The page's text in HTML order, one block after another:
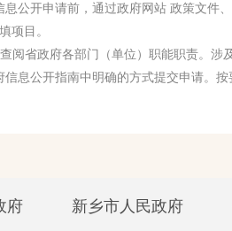
公开申请前，通过政府网站 政策文件
项目。
阅省政府各部门（单位）职能职责。涉
信息公开指南中明确的方式提交申请。
府 新乡市人民政府